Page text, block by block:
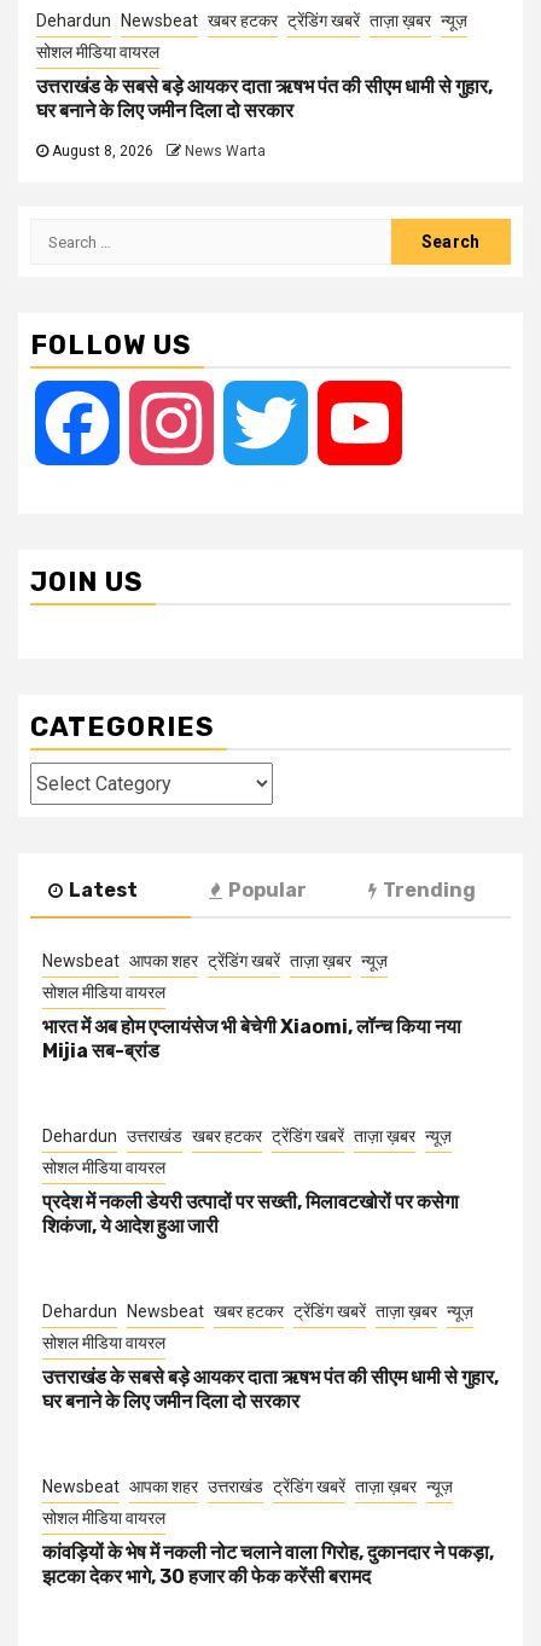
Dehardun Newsbeat खबर हटकर ट्रेंडिंग खबरें ताज़ा ख़बर न्यूज़
सोशल मीडिया वायरल
उत्तराखंड के सबसे बड़े आयकर दाता ऋषभ पंत की सीएम धामी से गुहार,
घर बनाने के लिए जमीन दिला दो सरकार
August 8, 2026 News Warta
Search
FOLLOW US
Facebook Instagram Twitter
JOIN US
CATEGORIES
Categories
Latest Popular Trending
Newsbeat आपका शहर ट्रेंडिंग खबरें ताज़ा ख़बर न्यूज़
सोशल मीडिया वायरल
भारत में अब होम एप्लायंसेज भी बेचेगी Xiaomi, लॉन्च किया नया
Mijia सब-ब्रांड
Dehardun उत्तराखंड खबर हटकर ट्रेंडिंग खबरें ताज़ा ख़बर न्यूज़
सोशल मीडिया वायरल
प्रदेश में नकली डेयरी उत्पादों पर सख्ती, मिलावटखोरों पर कसेगा
शिकंजा, ये आदेश हुआ जारी
Dehardun Newsbeat खबर हटकर ट्रेंडिंग खबरें ताज़ा ख़बर न्यूज़
सोशल मीडिया वायरल
उत्तराखंड के सबसे बड़े आयकर दाता ऋषभ पंत की सीएम धामी से गुहार,
घर बनाने के लिए जमीन दिला दो सरकार
Newsbeat आपका शहर उत्तराखंड ट्रेंडिंग खबरें ताज़ा ख़बर न्यूज़
सोशल मीडिया वायरल
कांवड़ियों के भेष में नकली नोट चलाने वाला गिरोह, दुकानदार ने पकड़ा,
झटका देकर भागे, 30 हजार की फेक करेंसी बरामद